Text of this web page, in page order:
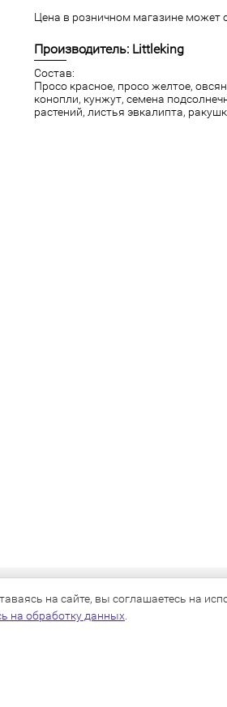
Цена в розничном магазине может
Производитель: Littleking
Состав:
Просо красное, просо желтое,
конопли, кунжут, семена
растений, листья эвкалипта,
собак
на сайте, вы соглашаетесь на
на обработку данных